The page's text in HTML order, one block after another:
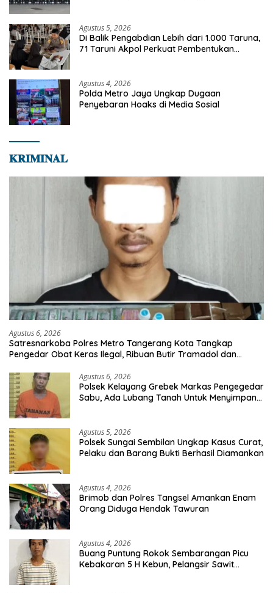
Agustus 5, 2026
Di Balik Pengabdian Lebih dari 1.000 Taruna,
71 Taruni Akpol Perkuat Pembentukan
Agustus 4, 2026
Polda Metro Jaya Ungkap Dugaan
Penyebaran Hoaks di Media Sosial
𝐊𝐑𝐈𝐌𝐈𝐍𝐀𝐋
Agustus 6, 2026
Satresnarkoba Polres Metro Tangerang Kota Tangkap
Pengedar Obat Keras Ilegal, Ribuan Butir Tramadol dan
Agustus 6, 2026
Polsek Kelayang Grebek Markas Pengegedar
Sabu, Ada Lubang Tanah Untuk Menyimpan
Agustus 5, 2026
Polsek Sungai Sembilan Ungkap Kasus Curat,
Pelaku dan Barang Bukti Berhasil Diamankan
Agustus 4, 2026
Brimob dan Polres Tangsel Amankan Enam
Orang Diduga Hendak Tawuran
Agustus 4, 2026
Buang Puntung Rokok Sembarangan Picu
Kebakaran 5 H Kebun, Pelangsir Sawit